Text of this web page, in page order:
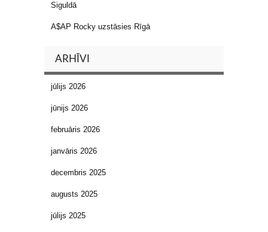
Siguldā
A$AP Rocky uzstāsies Rīgā
ARHĪVI
jūlijs 2026
jūnijs 2026
februāris 2026
janvāris 2026
decembris 2025
augusts 2025
jūlijs 2025